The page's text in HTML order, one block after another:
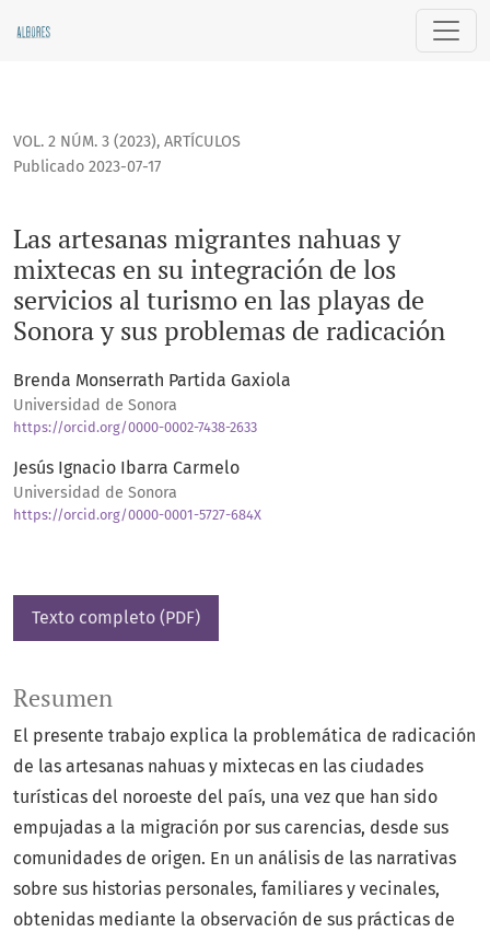
Las artesanas migrantes nahuas y mixtecas en su
VOL. 2 NÚM. 3 (2023), ARTÍCULOS
Las artesanas migrantes nahuas y
mixtecas en su integración de los
servicios al turismo en las playas de
Sonora y sus problemas de radicación
Publicado 2023-07-17
Brenda Monserrath Partida Gaxiola
Universidad de Sonora
https://orcid.org/0000-0002-7438-2633
Jesús Ignacio Ibarra Carmelo
Universidad de Sonora
https://orcid.org/0000-0001-5727-684X
Texto completo (PDF)
Resumen
El presente trabajo explica la problemática de radicación
de las artesanas nahuas y mixtecas en las ciudades
turísticas del noroeste del país, una vez que han sido
empujadas a la migración por sus carencias, desde sus
comunidades de origen. En un análisis de las narrativas
sobre sus historias personales, familiares y vecinales,
obtenidas mediante la observación de sus prácticas de